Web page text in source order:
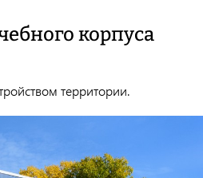
корпуса
территории.